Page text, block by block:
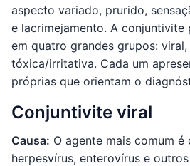
aspecto variado, prurido,
e lacrimejamento. A conjuntivite
em quatro grandes grupos:
tóxica/irritativa. Cada um
próprias que orientam o
Conjuntivite viral
Causa: O agente mais comum é
herpesvírus, enterovírus e